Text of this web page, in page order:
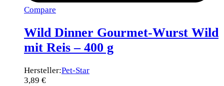
Compare
Wild Dinner Gourmet-Wurst Wild
mit Reis – 400 g
Hersteller:Pet-Star
3,89 €